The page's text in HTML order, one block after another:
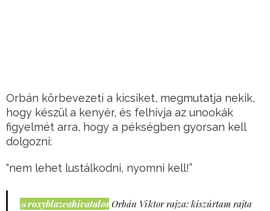
Orbán körbevezeti a kicsiket, megmutatja nekik,
hogy készül a kenyér, és felhívja az unookák
figyelmét arra, hogy a pékségben gyorsan kell
dolgozni:
“nem lehet lustálkodni, nyomni kell!”
@roxyblazeahivatalos Orbán Viktor rajza: kiszúrtam rajta